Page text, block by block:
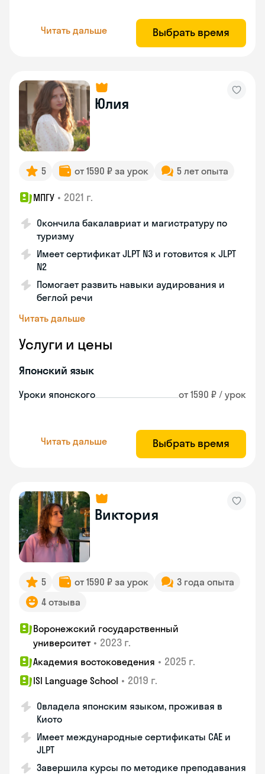
Читать дальше Выбрать время
Юлия
5 от 1590 ₽ за урок 5 лет опыта
МПГУ • 2021 г.
Окончила бакалавриат и магистратуру по
туризму
Имеет сертификат JLPT N3 и готовится к JLPT
N2
Помогает развить навыки аудирования и
беглой речи
Читать дальше
Услуги и цены
Японский язык
Уроки японского от 1590 ₽ / урок
Читать дальше Выбрать время
Виктория
5 от 1590 ₽ за урок
3 года опыта
4 отзыва
Воронежский государственный
университет • 2023 г.
Академия востоковедения • 2025 г.
ISI Language School • 2019 г.
Овладела японским языком, проживая в
Киото
Имеет международные сертификаты CAE и
JLPT
Завершила курсы по методике преподавания